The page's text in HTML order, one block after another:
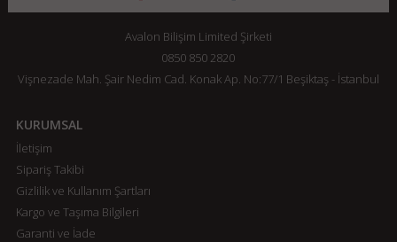
Avalon Bilişim Limited Şirketi
0850 850 2820
Vişnezade Mah. Şair Nedim Cad. Konak Ap. No:77/1 Beşiktaş - İstanbul
KURUMSAL
İletişim
Sipariş Takibi
Gizlilik ve Kullanım Şartları
Kargo ve Taşıma Bilgileri
Garanti ve İade